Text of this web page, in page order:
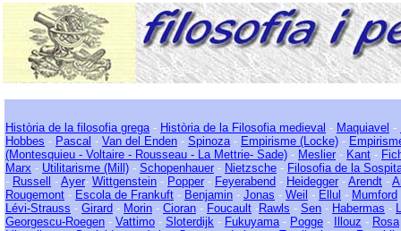
Història de la filosofia grega- Història de la Filosofia medieval - Maquiavel -
Hobbes - Pascal - Van del Enden - Spinoza- Empirisme (Locke) -
(Montesquieu - Voltaire - Rousseau - La Mettrie- Sade) - Meslier - Kant -
Marx - Utilitarisme (Mill) - Schopenhauer - Nietzsche - Filosofia de la
- Russell - Ayer- Wittgenstein - Popper - Feyerabend - Heidegger - Arendt -
Rougemont - Escola de Frankuft - Benjamin - Jonas - Weil - Ellul - Mumford
Lévi-Strauss - Girard - Morin - Cioran - Foucault -Rawls - Sen - Habermas -
Georgescu-Roegen - Vattimo - Sloterdijk - Fukuyama- Pogge - Illouz - Rosa